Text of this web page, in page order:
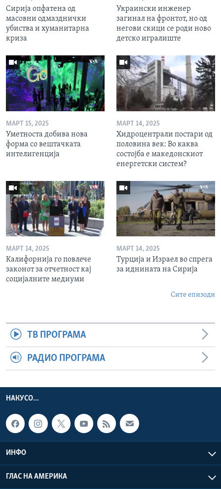
Сирија опфатена од
масовни одмазднички
убиства и хуманитарна
криза
Украински инженер
загинал на фронтот, но од
негови скици се роди ново
детско игралиште
МАРТ 15, 2025
Уметноста добива нова
форма со вештачката
интелигенција
МАРТ 14, 2025
Хидроцентрали постари од
половина век: Во каква
состојба е македонскиот
енергетски систем?
МАРТ 14, 2025
Калифорнија го повлече
законот за отчетност кај
социјалните медиуми
МАРТ 14, 2025
Турција и Израел во спрега
за иднината на Сирија
Сите епизоди
ТВ ПРОГРАМА
РАДИО ПРОГРАМА
НАКУСО...
ИНФО
ГЛАС НА АМЕРИКА